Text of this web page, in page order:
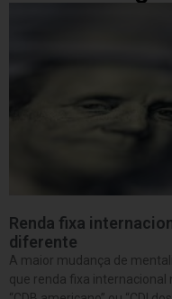
Renda fixa
diferente
A maior mudança de
que renda fixa internacional